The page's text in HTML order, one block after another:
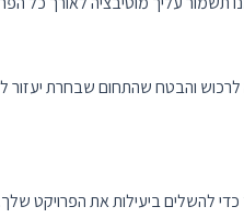
והבטח שהתחום שבחרת יעזור
להשלים ביעילות את הפרויקט